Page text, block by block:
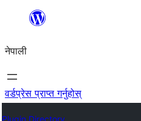
सामग्रीमा
नेपाली
वर्डप्रेस प्राप्त गर्नुहोस्
Plugin Directory